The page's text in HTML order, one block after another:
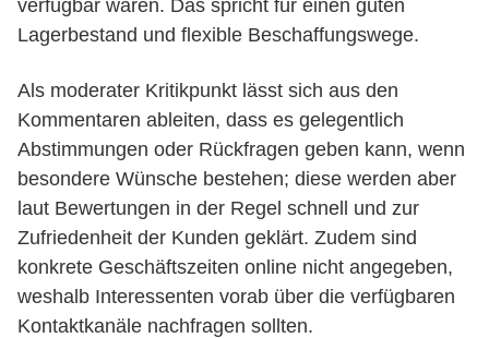
verfügbar waren. Das spricht für einen guten
Lagerbestand und flexible Beschaffungswege.
Als moderater Kritikpunkt lässt sich aus den
Kommentaren ableiten, dass es gelegentlich
Abstimmungen oder Rückfragen geben kann, wenn
besondere Wünsche bestehen; diese werden aber
laut Bewertungen in der Regel schnell und zur
Zufriedenheit der Kunden geklärt. Zudem sind
konkrete Geschäftszeiten online nicht angegeben,
weshalb Interessenten vorab über die verfügbaren
Kontaktkanäle nachfragen sollten.